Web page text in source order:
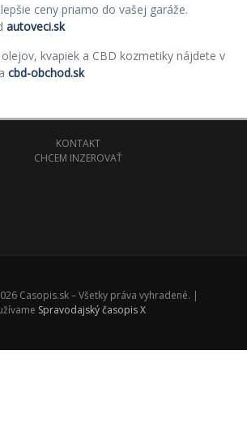
ceny priamo do vašej garáže.
autoveci.sk
kvapiek a CBD kozmetiky nájdete v
cbd-obchod.sk
KONTAKT
CHCEM INZEROVAŤ
Casopis.sk – Všetky práva vyhradené. |
Spravodajský časopis X